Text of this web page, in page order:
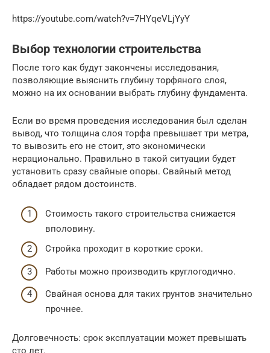
https://youtube.com/watch?v=7HYqeVLjYyY
Выбор технологии строительства
После того как будут закончены исследования,
позволяющие выяснить глубину торфяного слоя,
можно на их основании выбрать глубину фундамента.
Если во время проведения исследования был сделан
вывод, что толщина слоя торфа превышает три метра,
то вывозить его не стоит, это экономически
нерационально. Правильно в такой ситуации будет
установить сразу свайные опоры. Свайный метод
обладает рядом достоинств.
Стоимость такого строительства снижается
вполовину.
Стройка проходит в короткие сроки.
Работы можно производить круглогодично.
Свайная основа для таких грунтов значительно
прочнее.
Долговечность: срок эксплуатации может превышать
сто лет.